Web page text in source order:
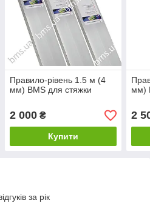
Правило-рівень 1.5 м (4
мм) BMS для стяжки
2 000₴
Купити
мм)
2
за рік